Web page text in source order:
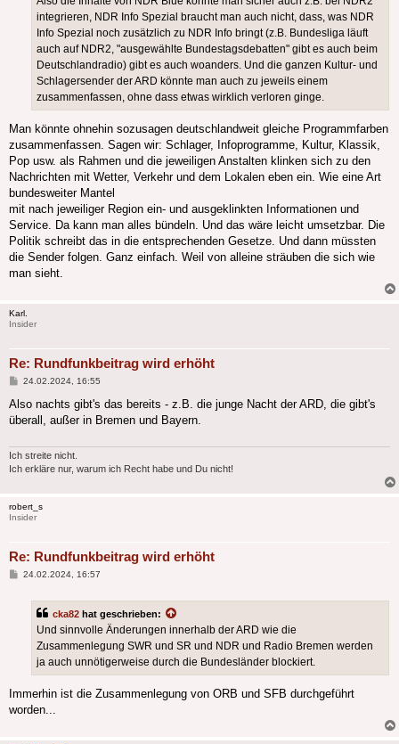
integrieren, NDR Info Spezial braucht man auch nicht, dass, was NDR
Info Spezial noch zusätzlich zu NDR Info bringt (z.B. Bundesliga läuft
auch auf NDR2, "ausgewählte Bundestagsdebatten" gibt es auch beim
Deutschlandradio) gibt es auch woanders. Und die ganzen Kultur- und
Schlagersender der ARD könnte man auch zu jeweils einem
zusammenfassen, ohne dass etwas wirklich verloren ginge.
Man könnte ohnehin sozusagen deutschlandweit gleiche Programmfarben
zusammenfassen. Sagen wir: Schlager, Infoprogramme, Kultur, Klassik,
Pop usw. als Rahmen und die jeweiligen Anstalten klinken sich zu den
Nachrichten mit Wetter, Verkehr und dem Lokalen eben ein. Wie eine Art
bundesweiter Mantel
mit nach jeweiliger Region ein- und ausgeklinkten Informationen und
Service. Da kann man alles bündeln. Und das wäre leicht umsetzbar. Die
Politik schreibt das in die entsprechenden Gesetze. Und dann müssten
die Sender folgen. Ganz einfach. Weil von alleine sträuben die sich wie
man sieht.
Karl.
Insider
Re: Rundfunkbeitrag wird erhöht
Beitrag
24.02.2024, 16:55
Also nachts gibt's das bereits - z.B. die junge Nacht der ARD, die gibt's
überall, außer in Bremen und Bayern.
Ich streite nicht.
Ich erkläre nur, warum ich Recht habe und Du nicht!
robert_s
Insider
Re: Rundfunkbeitrag wird erhöht
Beitrag
24.02.2024, 16:57
cka82 hat geschrieben:
Und sinnvolle Änderungen innerhalb der ARD wie die
Zusammenlegung SWR und SR und NDR und Radio Bremen werden
ja auch unnötigerweise durch die Bundesländer blockiert.
Immerhin ist die Zusammenlegung von ORB und SFB durchgeführt
worden...